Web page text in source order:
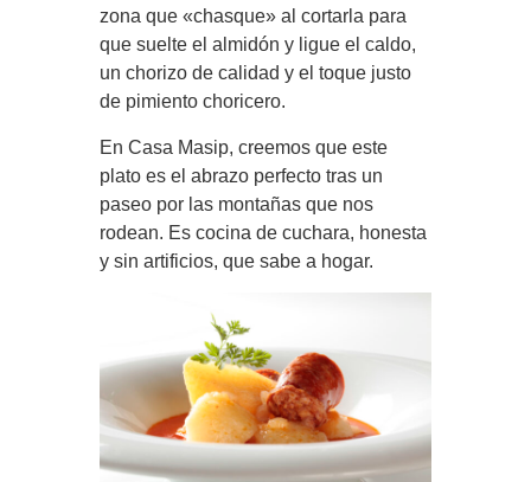
zona que «chasque» al cortarla para
que suelte el almidón y ligue el caldo,
un chorizo de calidad y el toque justo
de pimiento choricero.
En Casa Masip, creemos que este
plato es el abrazo perfecto tras un
paseo por las montañas que nos
rodean. Es cocina de cuchara, honesta
y sin artificios, que sabe a hogar.